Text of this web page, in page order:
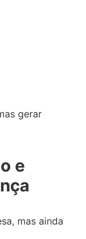
gerar
e
mas ainda